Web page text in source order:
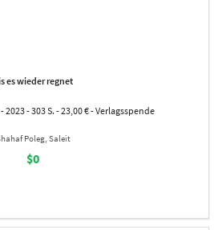
es wieder regnet
2023 - 303 S. - 23,00 € - Verlagsspende
Poleg, Saleit
$0